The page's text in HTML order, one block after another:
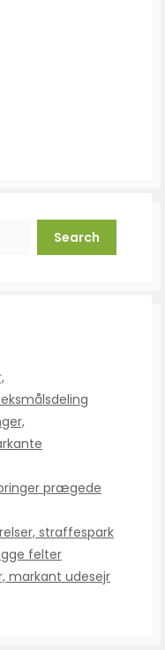
prægede
straffespark
felter
markant udesejr